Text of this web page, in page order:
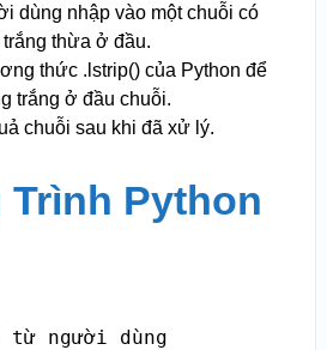
dùng nhập vào một chuỗi có
thừa ở đầu.
thức .lstrip() của Python để
trắng ở đầu chuỗi.
chuỗi sau khi đã xử lý.
Python
từ người dùng